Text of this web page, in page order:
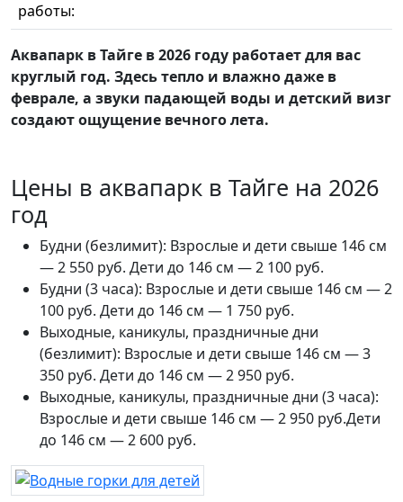
работы:
Аквапарк в Тайге в 2026 году работает для вас
круглый год. Здесь тепло и влажно даже в
феврале, а звуки падающей воды и детский визг
создают ощущение вечного лета.
Цены в аквапарк в Тайге на 2026
год
Будни (безлимит): Взрослые и дети свыше 146 см
— 2 550 руб. Дети до 146 см — 2 100 руб.
Будни (3 часа): Взрослые и дети свыше 146 см — 2
100 руб. Дети до 146 см — 1 750 руб.
Выходные, каникулы, праздничные дни
(безлимит): Взрослые и дети свыше 146 см — 3
350 руб. Дети до 146 см — 2 950 руб.
Выходные, каникулы, праздничные дни (3 часа):
Взрослые и дети свыше 146 см — 2 950 руб.Дети
до 146 см — 2 600 руб.